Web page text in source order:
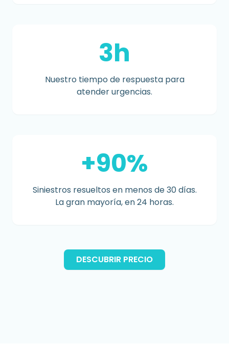
3h
Nuestro tiempo de respuesta para
atender urgencias.
+90%
Siniestros resueltos en menos de 30 días.
La gran mayoría, en 24 horas.
DESCUBRIR PRECIO